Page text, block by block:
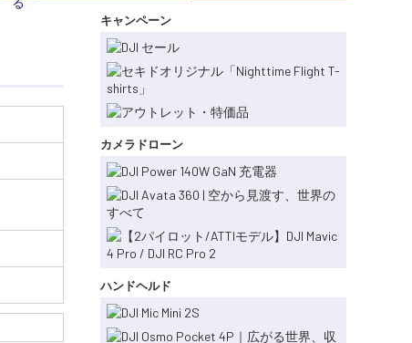
キャンペーン
カメラドローン
ハンドヘルド